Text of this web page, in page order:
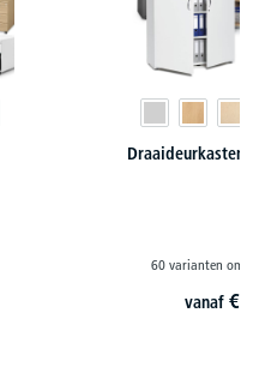
Draaideurkasten
60 varianten om
vanaf€